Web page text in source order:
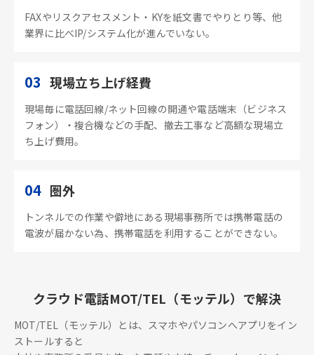
FAXやリスクアセスメント・KYを紙文書でやりとり等、他
業界に比べIP/システム化が進んでいない。
03 現場立ち上げ経費
現場毎に電話回線/ネット回線の開通や電話端末（ビジネス
フォン）・複合機などの手配、撤去工事など高額な現場立
ち上げ費用。
04 圏外
トンネルでの作業や僻地にある現場事務所では携帯電話の
電波が届かない為、携帯電話を利用することができない。
クラウド電話MOT/TEL（モッテル）で解決
MOT/TEL（モッテル）とは、スマホやパソコンへアプリをイン
ストールすると